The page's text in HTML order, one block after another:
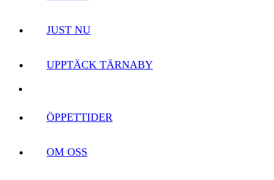
JUST NU
UPPTÄCK TÄRNABY
ÖPPETTIDER
OM OSS